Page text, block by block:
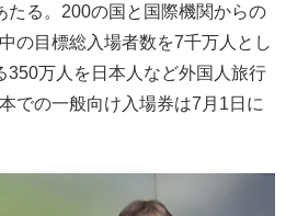
たる。200の国と国際機関からの
の目標総入場者数を7千万人とし
350万人を日本人など外国人旅行
での一般向け入場券は7月1日に